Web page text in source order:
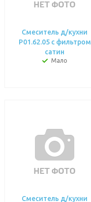
Смеситель д/кухни
P01.62.05 с фильтром
сатин
Мало
Смеситель д/кухни